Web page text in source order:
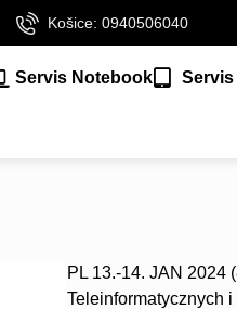
Košice: 0940506040
Servis Notebook Servis
PL 13.-14. JAN 2024
Teleinformatycznych